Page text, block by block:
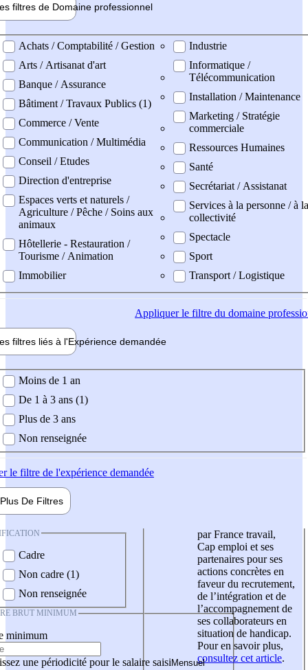
filtres de Domaine professionnel
professionel
Achats / Comptabilité / Gestion
Arts / Artisanat d'art
Banque / Assurance
Bâtiment / Travaux Publics (1)
Commerce / Vente
Communication / Multimédia
Conseil / Etudes
Direction d'entreprise
Espaces verts et naturels /
Agriculture / Pêche / Soins aux
animaux
Hôtellerie - Restauration /
Tourisme / Animation
Immobilier
Industrie
Informatique /
Télécommunication
Installation / Maintenance
Marketing / Stratégie
commerciale
Ressources Humaines
Santé
Secrétariat / Assistanat
Services à la personne / à la
collectivité
Spectacle
Sport
Transport / Logistique
Appliquerle filtre du domaine
filtres liés à l'Expérience demandée
demandée
Moins de 1 an
De 1 à 3 ans (1)
Plus de 3 ans
Non renseignée
le filtre de l'expérience demandée
Plus De Filtres
Cadre
Non cadre (1)
Non renseignée
BRUT MINIMUM
minimum
une périodicité pour le salaire saisi
par France travail,
Cap emploi et ses
partenaires pour ses
actions concrètes en
faveur du recrutement,
de l’intégration et de
l’accompagnement de
ses collaborateurs en
situation de handicap.
Pour en savoir plus,
consultez cet article.